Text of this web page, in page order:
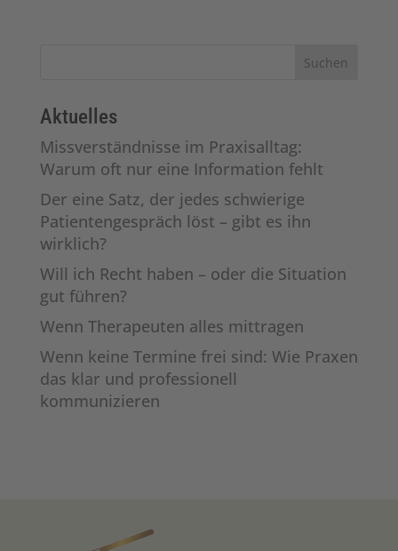
Suchen
Aktuelles
Missverständnisse im Praxisalltag:
Warum oft nur eine Information fehlt
Der eine Satz, der jedes schwierige
Patientengespräch löst – gibt es ihn
wirklich?
Will ich Recht haben – oder die Situation
gut führen?
Wenn Therapeuten alles mittragen
Wenn keine Termine frei sind: Wie Praxen
das klar und professionell
kommunizieren